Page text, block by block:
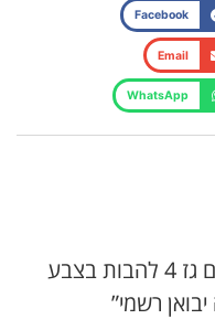
Facebook
Email
WhatsApp
היה הראשון לכתוב סקירה “כיריים גז 4 להבות בצבע